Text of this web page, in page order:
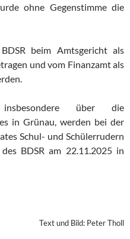
ohne Gegenstimme die
beim Amtsgericht als
und vom Finanzamt als
insbesondere über die
in Grünau, werden bei der
Schul- und Schülerrudern
BDSR am 22.11.2025 in
Text und Bild: Peter Tholl